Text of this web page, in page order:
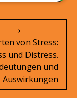
von Stress:
und Distress.
und
Auswirkungen
⟶